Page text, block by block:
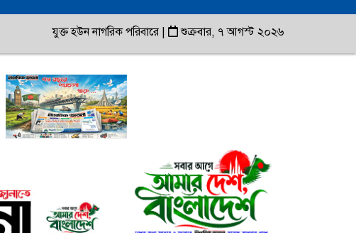
যুক্ত হউন নাগরিক পরিবারে শুক্রবার, ৭ আগস্ট ২০২৬